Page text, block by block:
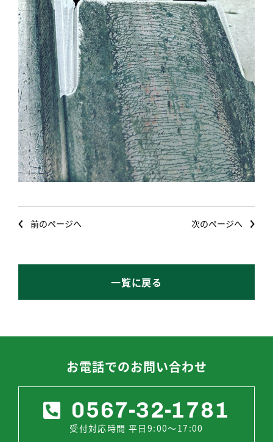
前のページへ 次のページへ
一覧に戻る
お電話でのお問い合わせ
0567-32-1781
受付対応時間 平日9:00～17:00